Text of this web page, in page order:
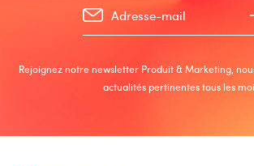
Rejoignez notre newsletter Produit & Marketing,
actualités pertinentes tous les